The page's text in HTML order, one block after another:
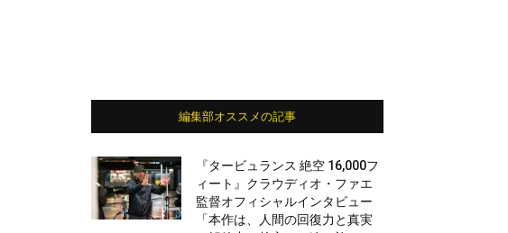
編集部オススメの記事
『タービュランス 絶空 16,000フ
ィート』クラウディオ・ファエ
監督オフィシャルインタビュー
「本作は、人間の回復力と真実